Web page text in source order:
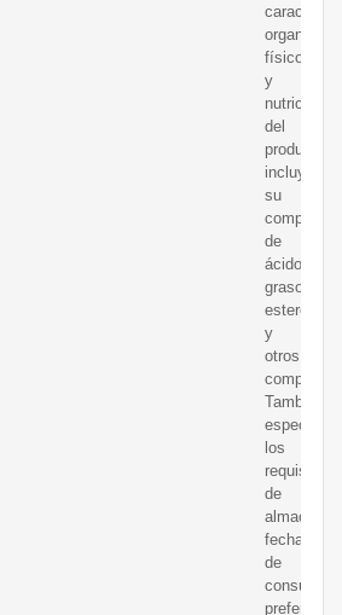
y
del
producto,
incluyendo
su
de
ácidos
grasos,
esteroles
y
otros
También
especifica
los
requisitos
de
fecha
de
consumo
preferente